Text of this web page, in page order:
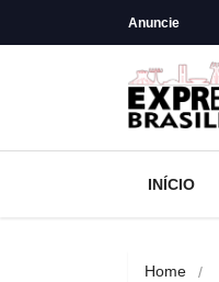
Anuncie
INÍCIO
Home